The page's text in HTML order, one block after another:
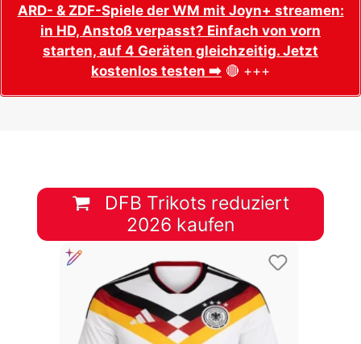
ARD- & ZDF-Spiele der WM mit Joyn+ streamen:
in HD, Anstoß verpasst? Einfach von vorn
starten, auf 4 Geräten gleichzeitig. Jetzt
kostenlos testen ➡️ 🔴 +++
DFB Trikots reduziert
2026 kaufen